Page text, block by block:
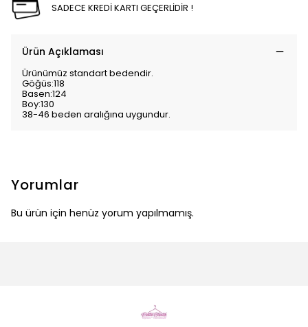
SADECE KREDİ KARTI GEÇERLİDİR !
Ürün Açıklaması
Ürünümüz standart bedendir.
Göğüs:118
Basen:124
Boy:130
38-46 beden aralığına uygundur.
Yorumlar
Bu ürün için henüz yorum yapılmamış.